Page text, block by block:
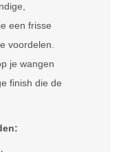
een frisse
voordelen.
je wangen
finish die de